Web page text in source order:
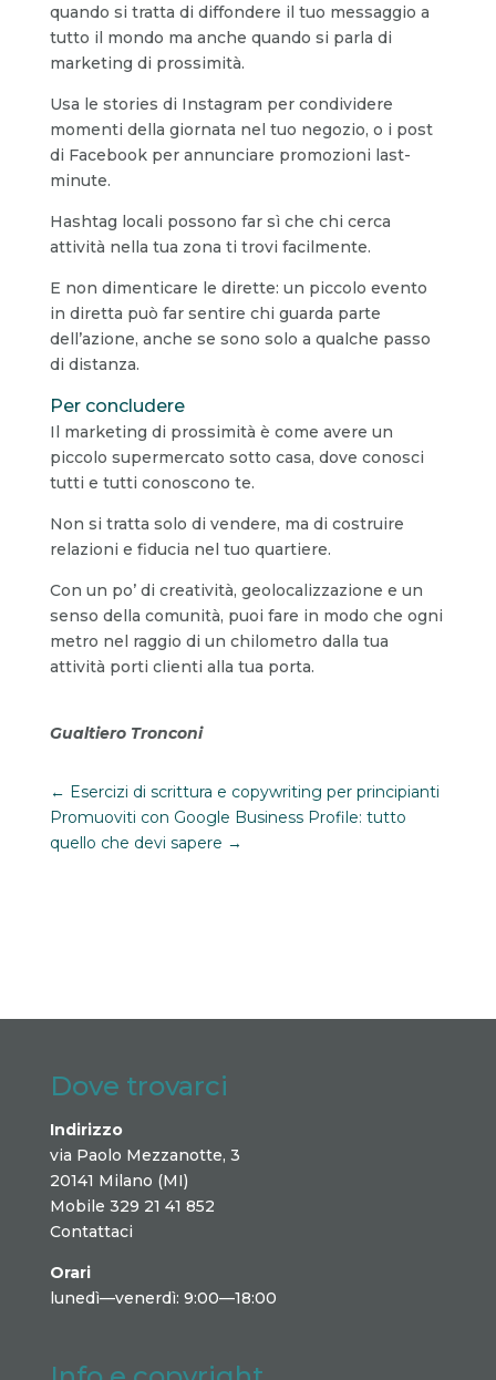
quando si tratta di diffondere il tuo messaggio a
tutto il mondo ma anche quando si parla di
marketing di prossimità.
Usa le stories di Instagram per condividere
momenti della giornata nel tuo negozio, o i post
di Facebook per annunciare promozioni last-
minute.
Hashtag locali possono far sì che chi cerca
attività nella tua zona ti trovi facilmente.
E non dimenticare le dirette: un piccolo evento
in diretta può far sentire chi guarda parte
dell’azione, anche se sono solo a qualche passo
di distanza.
Per concludere
Il marketing di prossimità è come avere un
piccolo supermercato sotto casa, dove conosci
tutti e tutti conoscono te.
Non si tratta solo di vendere, ma di costruire
relazioni e fiducia nel tuo quartiere.
Con un po’ di creatività, geolocalizzazione e un
senso della comunità, puoi fare in modo che ogni
metro nel raggio di un chilometro dalla tua
attività porti clienti alla tua porta.
Gualtiero Tronconi
← Esercizi di scrittura e copywriting per principianti
Promuoviti con Google Business Profile: tutto
quello che devi sapere →
Dove trovarci
Indirizzo
via Paolo Mezzanotte, 3
20141 Milano (MI)
Mobile 329 21 41 852
Contattaci
Orari
lunedì—venerdì: 9:00—18:00